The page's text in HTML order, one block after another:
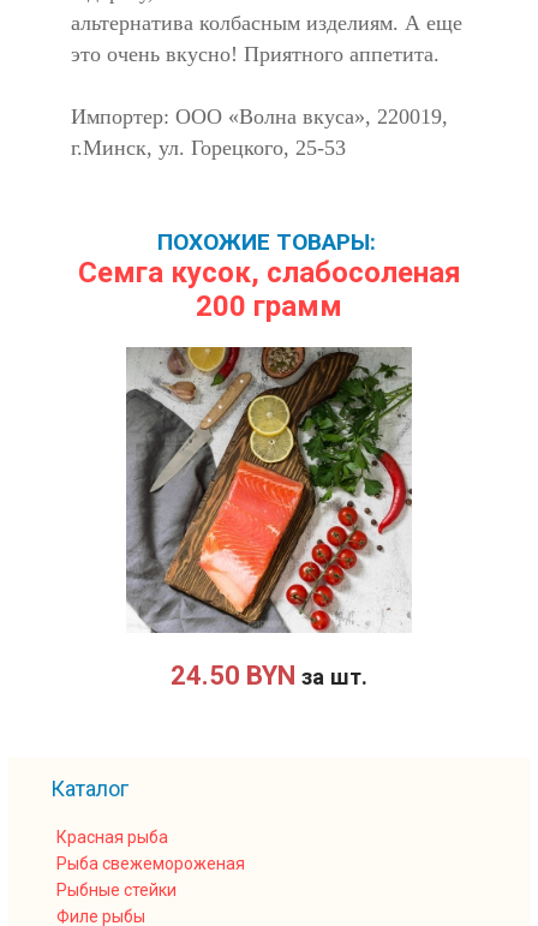
альтернатива колбасным изделиям. А еще
это очень вкусно! Приятного аппетита.
Импортер: ООО «Волна вкуса», 220019,
г.Минск, ул. Горецкого, 25-53
ПОХОЖИЕ ТОВАРЫ:
Семга кусок, слабосоленая
200 грамм
24.50 BYN за шт.
Каталог
Красная рыба
Рыба свежемороженая
Рыбные стейки
Филе рыбы